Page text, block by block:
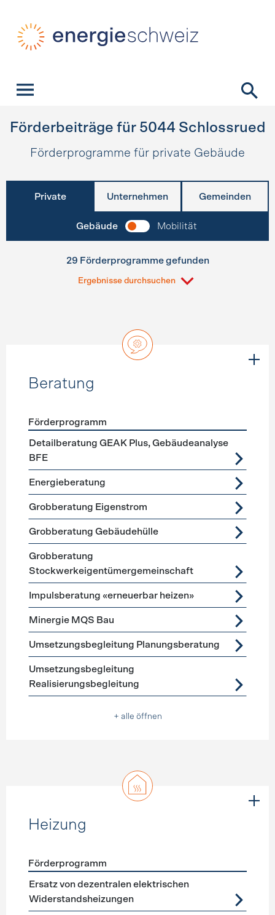
Förderbeiträge für 5044 Schlossrued
Förderprogramme für private Gebäude
Private Unternehmen Gemeinden
Gebäude Mobilität
29 Förderprogramme gefunden
Ergebnisse durchsuchen
Beratung
Förderprogramme Beratung
Förderprogramm
Detailberatung GEAK Plus, Gebäudeanalyse
BFE
Energieberatung
Grobberatung Eigenstrom
Grobberatung Gebäudehülle
Grobberatung
Stockwerkeigentümergemeinschaft
Impulsberatung «erneuerbar heizen»
Minergie MQS Bau
Umsetzungsbegleitung Planungsberatung
Umsetzungsbegleitung
Realisierungsbegleitung
+ alle öffnen
Heizung
Förderprogramme Heizung
Förderprogramm
Ersatz von dezentralen elektrischen
Widerstandsheizungen